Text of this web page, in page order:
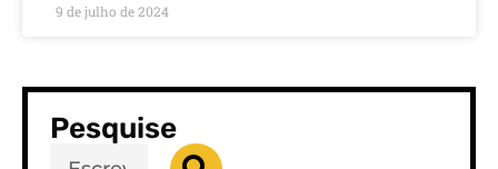
9 de julho de 2024
Pesquise